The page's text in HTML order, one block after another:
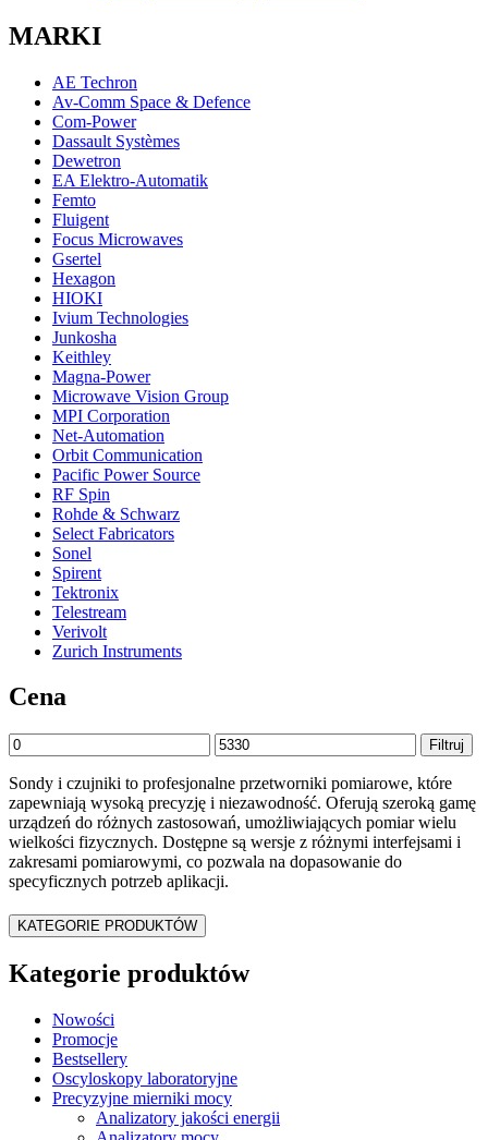
MARKI
AE Techron
Av-Comm Space & Defence
Com-Power
Dassault Systèmes
Dewetron
EA Elektro-Automatik
Femto
Fluigent
Focus Microwaves
Gsertel
Hexagon
HIOKI
Ivium Technologies
Junkosha
Keithley
Magna-Power
Microwave Vision Group
MPI Corporation
Net-Automation
Orbit Communication
Pacific Power Source
RF Spin
Rohde & Schwarz
Select Fabricators
Sonel
Spirent
Tektronix
Telestream
Verivolt
Zurich Instruments
Cena
Cena
min
Cena
max
Filtruj
Sondy i czujniki to profesjonalne przetworniki pomiarowe, które
zapewniają wysoką precyzję i niezawodność. Oferują szeroką gamę
urządzeń do różnych zastosowań, umożliwiających pomiar wielu
wielkości fizycznych. Dostępne są wersje z różnymi interfejsami i
zakresami pomiarowymi, co pozwala na dopasowanie do
specyficznych potrzeb aplikacji.
KATEGORIE PRODUKTÓW
Kategorie produktów
Nowości
Promocje
Bestsellery
Oscyloskopy laboratoryjne
Precyzyjne mierniki mocy
Analizatory jakości energii